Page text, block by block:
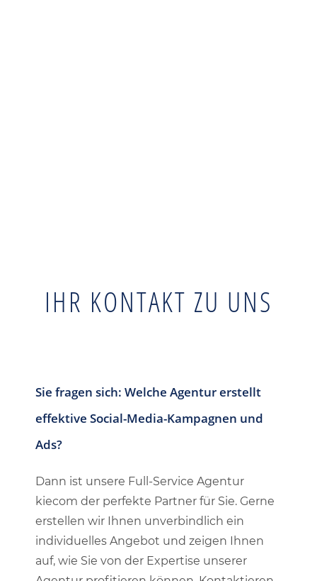
IHR KONTAKT ZU UNS
Sie fragen sich: Welche Agentur erstellt
effektive Social-Media-Kampagnen und
Ads?
Dann ist unsere Full-Service Agentur
kiecom der perfekte Partner für Sie. Gerne
erstellen wir Ihnen unverbindlich ein
individuelles Angebot und zeigen Ihnen
auf, wie Sie von der Expertise unserer